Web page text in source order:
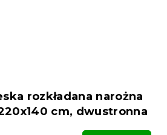
rozkładana narożna
cm, dwustronna